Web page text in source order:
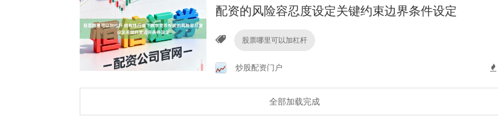
配资的风险容忍度设定关键约束边界条件设定
股票哪里可以加杠杆
炒股配资门户
全部加载完成